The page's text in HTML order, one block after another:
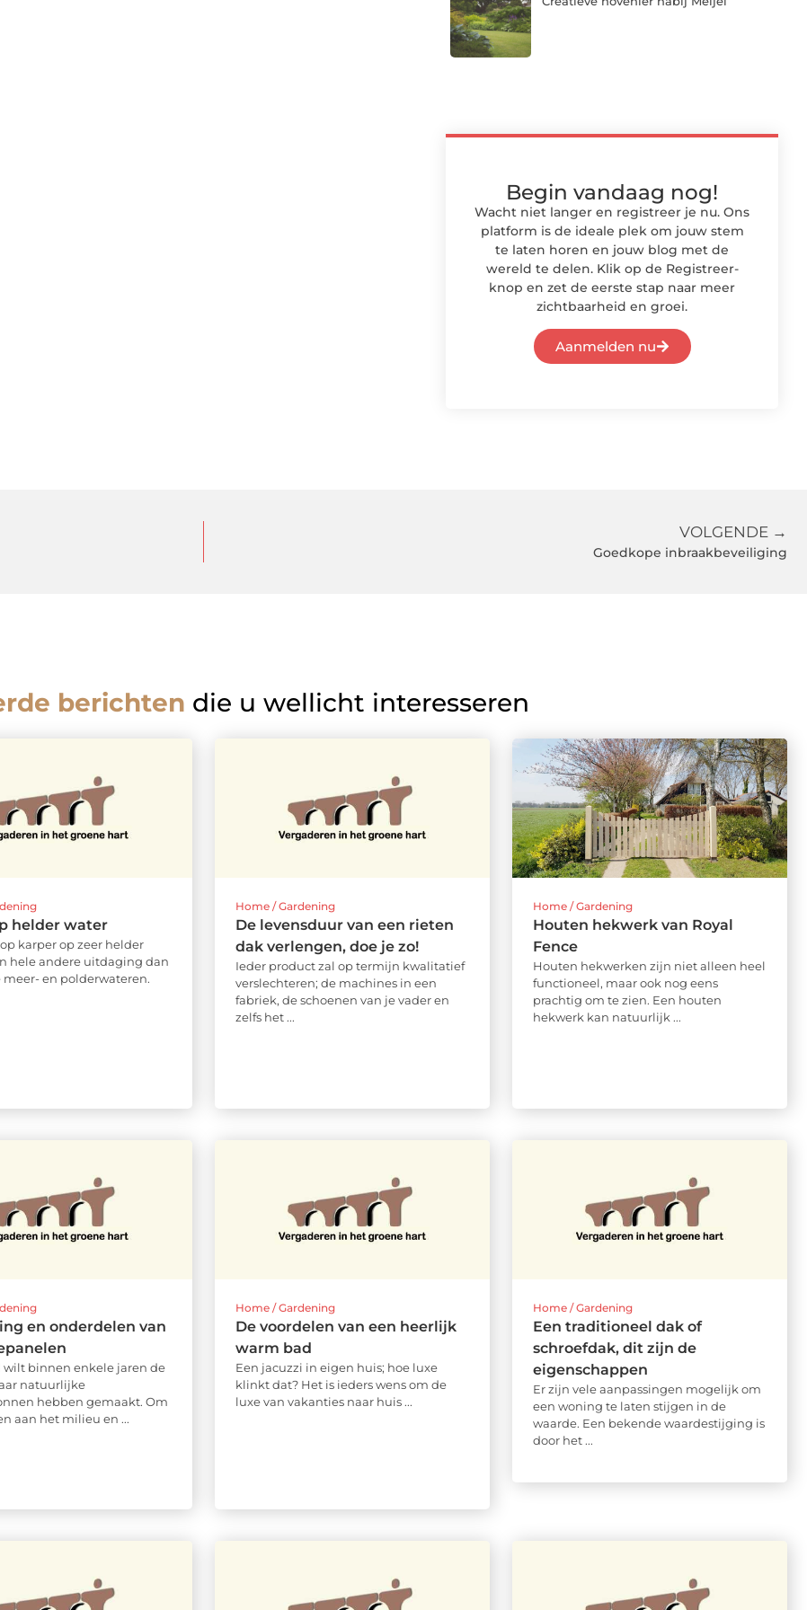
Begin vandaag nog!
Wacht niet langer en registreer je nu. Ons
platform is de ideale plek om jouw stem
te laten horen en jouw blog met de
wereld te delen. Klik op de Registreer-
knop en zet de eerste stap naar meer
zichtbaarheid en groei.
Aanmelden nu
VOLGENDE →
Goedkope inbraakbeveiliging
berichten die u wellicht interesseren
helder water
karper op zeer helder
hele andere uitdaging dan
meer- en polderwateren.
Home / Gardening
De levensduur van een rieten
dak verlengen, doe je zo!
Ieder product zal op termijn kwalitatief
verslechteren; de machines in een
fabriek, de schoenen van je vader en
zelfs het ...
Home / Gardening
Houten hekwerk van Royal
Fence
Houten hekwerken zijn niet alleen heel
functioneel, maar ook nog eens
prachtig om te zien. Een houten
hekwerk kan natuurlijk ...
en onderdelen van
wilt binnen enkele jaren de
natuurlijke
hebben gemaakt. Om
aan het milieu en ...
Home / Gardening
De voordelen van een heerlijk
warm bad
Een jacuzzi in eigen huis; hoe luxe
klinkt dat? Het is ieders wens om de
luxe van vakanties naar huis ...
Home / Gardening
Een traditioneel dak of
schroefdak, dit zijn de
eigenschappen
Er zijn vele aanpassingen mogelijk om
een woning te laten stijgen in de
waarde. Een bekende waardestijging is
door het ...